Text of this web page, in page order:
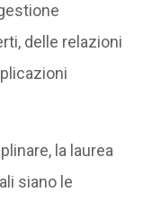
delle relazioni
la laurea
siano le